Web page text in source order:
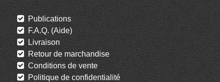
Publications
F.A.Q. (Aide)
Livraison
Retour de marchandise
Conditions de vente
Politique de confidentialité